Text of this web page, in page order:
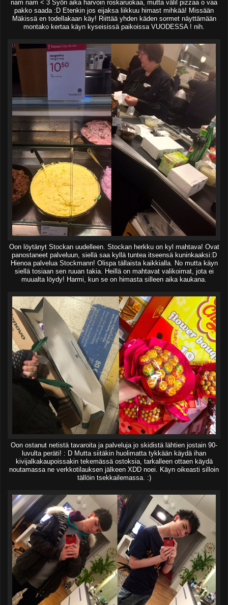
nam nam < 3 Syön aika harvoin roskaruokaa, mutta välil pizzaa o vaa
pakko saada :D Etenkin jos eijaksa liikkuu himast mihkää! Missään
Mäkissä en todellakaan käy! Riittää yhden käden sormet näyttämään
montako kertaa käyn kyseisissä paikoissa VUODESSA ! nih.
Oon löytänyt Stockan uudelleen. Stockan herkku on kyl mahtava! Ovat
panostaneet palveluun, siellä saa kyllä tuntea itseensä kuninkaaksi:D
Hienoa palvelua Stockmann! Olispa tällaista kaikkialla. No mutta käyn
siellä tosiaan sen ruuan takia. Heillä on mahtavat valikoimat, jota ei
muualta löydy! Harmi, kun se on himasta silleen aika kaukana.
Oon ostanut netistä tavaroita ja palveluja jo skidistä lähtien jostain 90-
luvulta peräti! : D Mutta siitäkin huolimatta tykkään käydä ihan
kivijalkakaupoissakin tekemässä ostoksia, tarkalleen ottaen käydä
noutamassa ne verkkotilauksen jälkeen XDD noei. Käyn oikeasti silloin
tällöin tsekkailemassa. :)